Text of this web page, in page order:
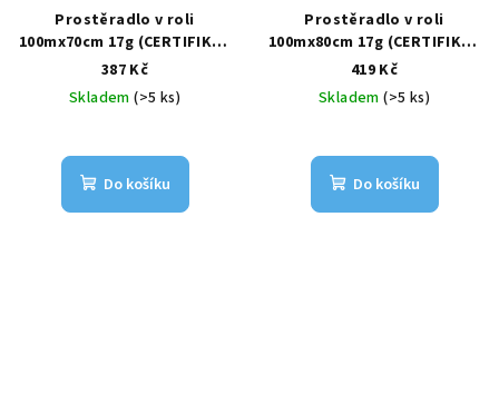
Prostěradlo v roli
100mx70cm 17g (CERTIFIKÁT
SZÚ)
387 Kč
Skladem(>5 ks)
Do košíku
Prostěradlo v roli
100mx80cm 17g (CERTIFIKÁT
SZÚ)
419 Kč
Skladem(>5 ks)
Do košíku